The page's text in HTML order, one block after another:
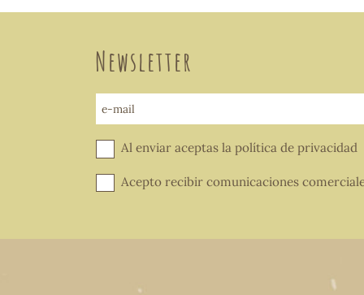
Newsletter
e-mail
Al enviar aceptas la política de privacidad
Acepto recibir comunicaciones